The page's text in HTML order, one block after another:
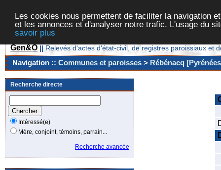
Les cookies nous permettent de faciliter la navigation
et les annonces et d'analyser notre trafic. L'usage du
savoir plus
Gen&O || Relevés d'actes d'état-civil, de registres paroissiaux et
Navigation :: Communes et paroisses > Rébénacq
Recherche directe
Intéressé(e)
Mère, conjoint, témoins, parrain...
Recherche avancée